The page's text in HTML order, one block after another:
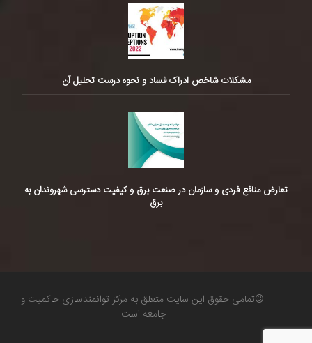
مشکلات شاخص ادراک فساد و نحوه درست تحلیل آن
تعارض منافع فردی و سازمان در صنعت برق و کیفیت دسترسی شهروندان به
برق
©تمامی حقوق این سایت متعلق به مرکز توانمندسازی حاکمیت و
جامعه است.